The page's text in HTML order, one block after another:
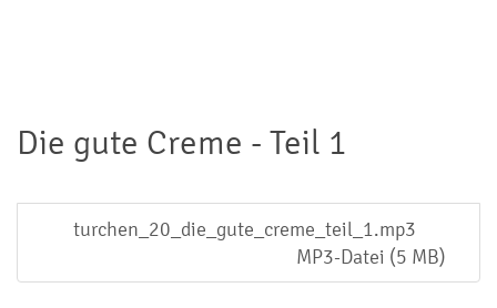
Die gute Creme - Teil 1
turchen_20_die_gute_creme_teil_1.mp3
MP3-Datei (5 MB)